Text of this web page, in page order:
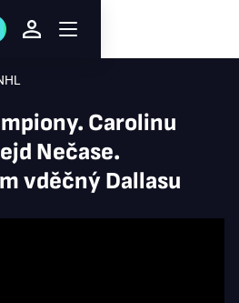
Carolinu
Nečase.
vděčný Dallasu